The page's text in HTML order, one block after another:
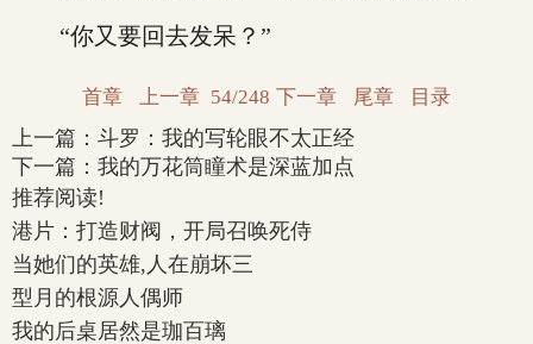
“你又要回去发呆？”
首章 上一章 54/248 下一章 尾章 目录
上一篇： 斗罗：我的写轮眼不太正经
下一篇： 我的万花筒瞳术是深蓝加点
推荐阅读!
港片：打造财阀，开局召唤死侍
当她们的英雄,人在崩坏三
型月的根源人偶师
我的后桌居然是珈百璃